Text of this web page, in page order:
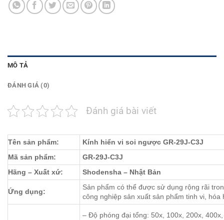
MÔ TẢ
ĐÁNH GIÁ (0)
Đánh giá bài viết
Tên sản phẩm:
Kính hiển vi soi ngược GR-29J-C3J
Mã sản phẩm:
GR-29J-C3J
Hãng – Xuất xứ:
Shodensha – Nhật Bản
Ứng dụng:
Sản phẩm có thể được sử dụng rộng rãi
công nghiệp sản xuất sản phẩm tinh vi,
– Độ phóng đại tổng: 50x, 100x, 200x,